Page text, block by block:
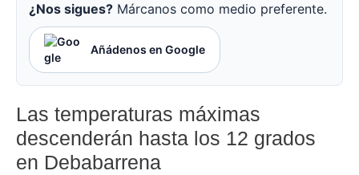
¿Nos sigues? Márcanos como medio preferente.
Añádenos en Google
Las temperaturas máximas
descenderán hasta los 12 grados
en Debabarrena